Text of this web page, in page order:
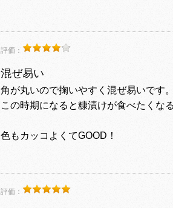
評価：
混ぜ易い
角が丸いので掬いやすく混ぜ易いです。
この時期になると糠漬けが食べたくな
色もカッコよくてGOOD！
評価：